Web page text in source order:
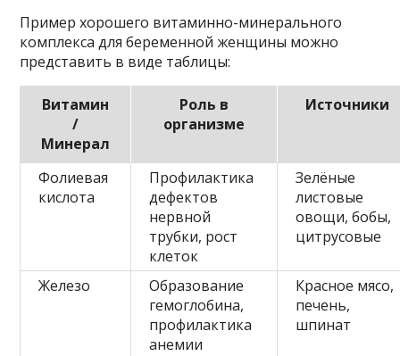
Пример хорошего витаминно-минерального
комплекса для беременной женщины можно
представить в виде таблицы:
Витамин
/
Минерал
Роль в
организме
Источники
Фолиевая
кислота
Профилактика
дефектов
нервной
трубки, рост
клеток
Зелёные
листовые
овощи, бобы,
цитрусовые
Железо
Образование
гемоглобина,
профилактика
анемии
Красное мясо,
печень,
шпинат